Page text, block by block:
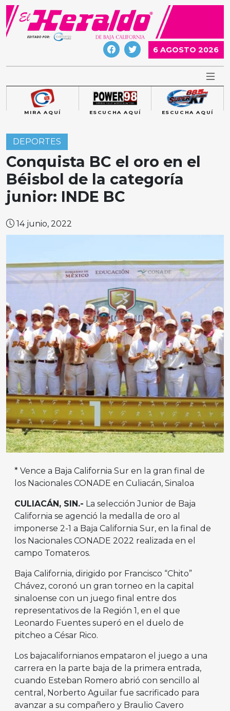
Skip
content
6 AGOSTO 2026
MIRA AQUÍ ESCUCHA AQUÍ ESCUCHA AQUÍ
DEPORTES
Conquista BC el oro en el
Béisbol de la categoría
junior: INDE BC
14 junio, 2022
* Vence a Baja California Sur en la gran final de
los Nacionales CONADE en Culiacán, Sinaloa
CULIACÁN, SIN.- La selección Junior de Baja
California se agenció la medalla de oro al
imponerse 2-1 a Baja California Sur, en la final de
los Nacionales CONADE 2022 realizada en el
campo Tomateros.
Baja California, dirigido por Francisco “Chito”
Chávez, coronó un gran torneo en la capital
sinaloense con un juego final entre dos
representativos de la Región 1, en el que
Leonardo Fuentes superó en el duelo de
pitcheo a César Rico.
Los bajacalifornianos empataron el juego a una
carrera en la parte baja de la primera entrada,
cuando Esteban Romero abrió con sencillo al
central, Norberto Aguilar fue sacrificado para
avanzar a su compañero y Braulio Cavero